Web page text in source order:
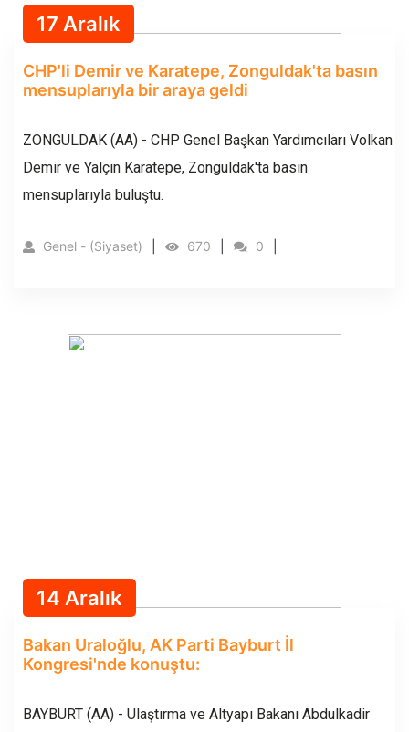
17 Aralık
CHP'li Demir ve Karatepe, Zonguldak'ta basın
mensuplarıyla bir araya geldi
ZONGULDAK (AA) - CHP Genel Başkan Yardımcıları Volkan
Demir ve Yalçın Karatepe, Zonguldak'ta basın
mensuplarıyla buluştu.
Genel - (Siyaset) 670 0
14 Aralık
Bakan Uraloğlu, AK Parti Bayburt İl
Kongresi'nde konuştu:
BAYBURT (AA) - Ulaştırma ve Altyapı Bakanı Abdulkadir